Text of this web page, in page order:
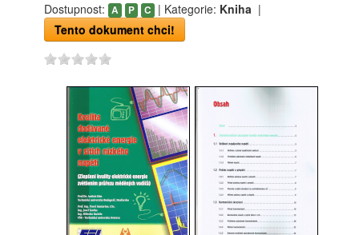
Dostupnost: A P C | Kategorie: Kniha|
Tento dokument chci!